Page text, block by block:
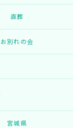
直葬
お別れの会
宮城県